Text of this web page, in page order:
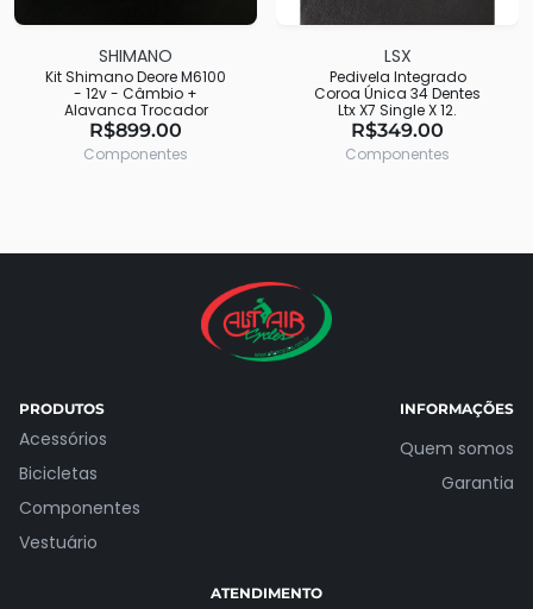
SHIMANO
Kit Shimano Deore M6100
- 12v - Câmbio +
Alavanca Trocador
R$899.00
Componentes
LSX
Pedivela Integrado
Coroa Única 34 Dentes
Ltx X7 Single X 12.
R$349.00
Componentes
PRODUTOS
Acessórios
Bicicletas
Componentes
Vestuário
INFORMAÇÕES
Quem somos
Garantia
ATENDIMENTO